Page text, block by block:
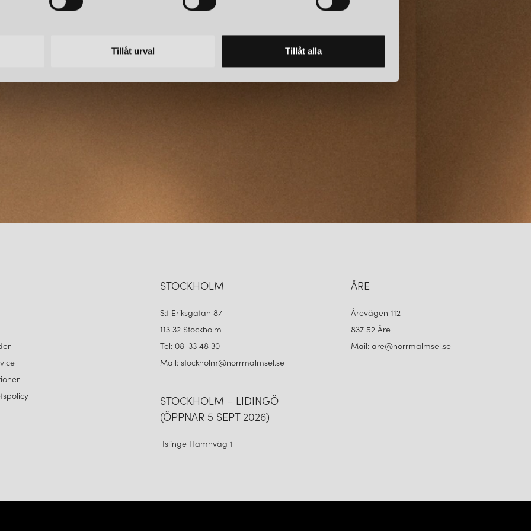
Tillåt urval Tillåt alla
– Spännande nyheter och fina erbjudanden direkt till din inkorg.
STOCKHOLM
S:t Eriksgatan 87
113 32 Stockholm
Tel: 08-33 48 30
Mail: stockholm@norrmalmsel.se
STOCKHOLM – LIDINGÖ
(ÖPPNAR 5 SEPT 2026)
Islinge Hamnväg 1
ÅRE
Årevägen 112
837 52 Åre
Mail: are@norrmalmsel.se